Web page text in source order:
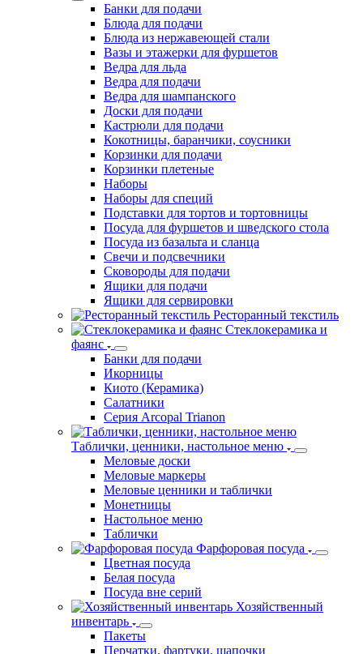
Банки для подачи
Блюда для подачи
Блюда из нержавеющей стали
Вазы и этажерки для фуршетов
Ведра для льда
Ведра для подачи
Ведра для шампанского
Доски для подачи
Кастрюли для подачи
Кокотницы, баранчики, соусники
Корзинки для подачи
Корзинки плетеные
Наборы
Наборы для специй
Подставки для тортов и тортовницы
Посуда для фуршетов и шведского стола
Посуда из базальта и сланца
Свечи и подсвечники
Сковороды для подачи
Ящики для подачи
Ящики для сервировки
Ресторанный текстиль
Стеклокерамика и
фаянс
Банки для подачи
Икорницы
Киото (Керамика)
Салатники
Серия Arcopal Trianon
Таблички, ценники, настольное меню
Меловые доски
Меловые маркеры
Меловые ценники и таблички
Монетницы
Настольное меню
Таблички
Фарфоровая посуда
Цветная посуда
Белая посуда
Посуда вне серий
Хозяйственный
инвентарь
Пакеты
Перчатки, фартуки, шапочки